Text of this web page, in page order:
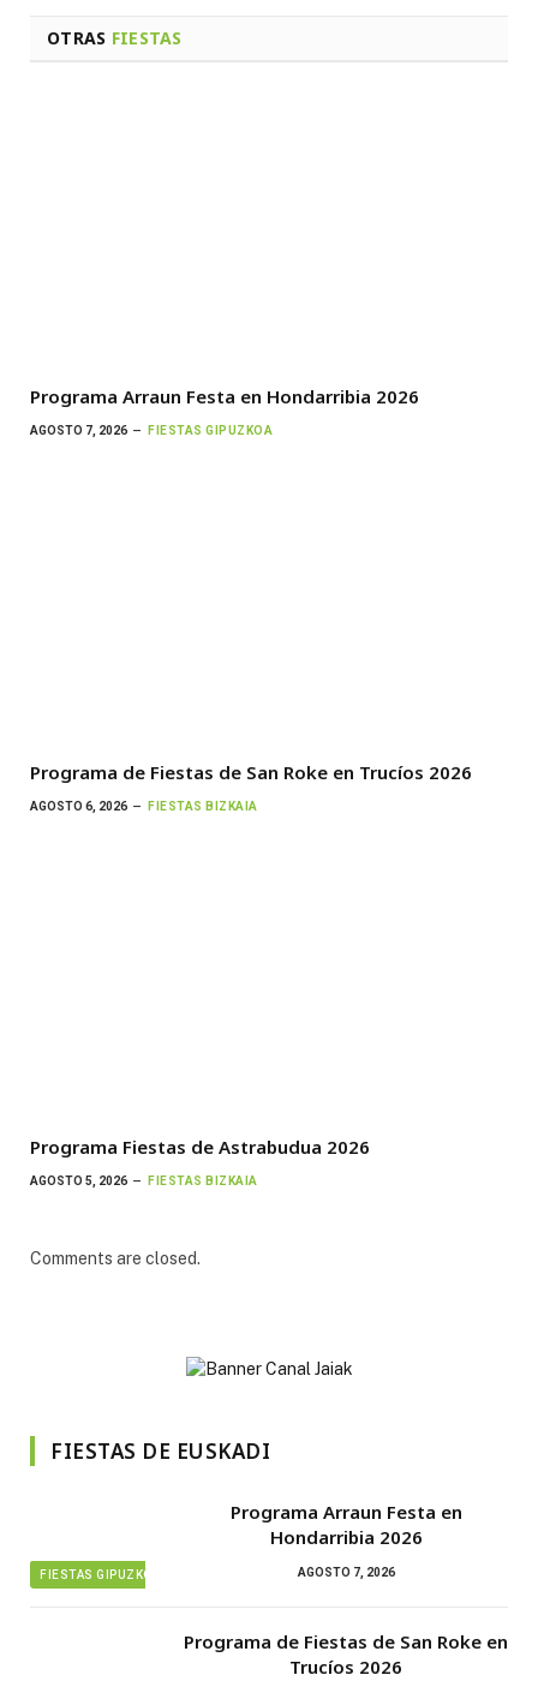
OTRAS FIESTAS
Programa Arraun Festa en Hondarribia 2026
AGOSTO 7, 2026 FIESTAS GIPUZKOA
Programa de Fiestas de San Roke en Trucíos 2026
AGOSTO 6, 2026 FIESTAS BIZKAIA
Programa Fiestas de Astrabudua 2026
AGOSTO 5, 2026 FIESTAS BIZKAIA
Comments are closed.
FIESTAS DE EUSKADI
FIESTAS GIPUZKOA
Programa Arraun Festa en
Hondarribia 2026
AGOSTO 7, 2026
Programa de Fiestas de San Roke en
Trucíos 2026